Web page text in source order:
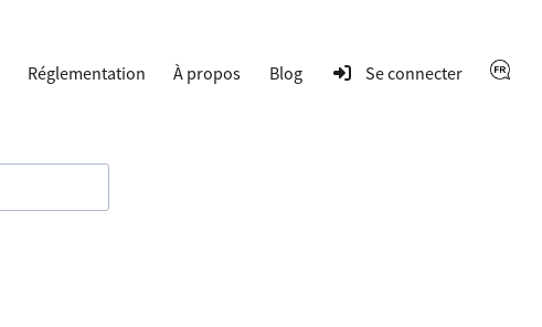
Réglementation À propos Blog Se connecter